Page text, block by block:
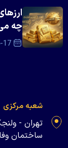
چه
17
شعبه مرکزی
ساختمان وفا